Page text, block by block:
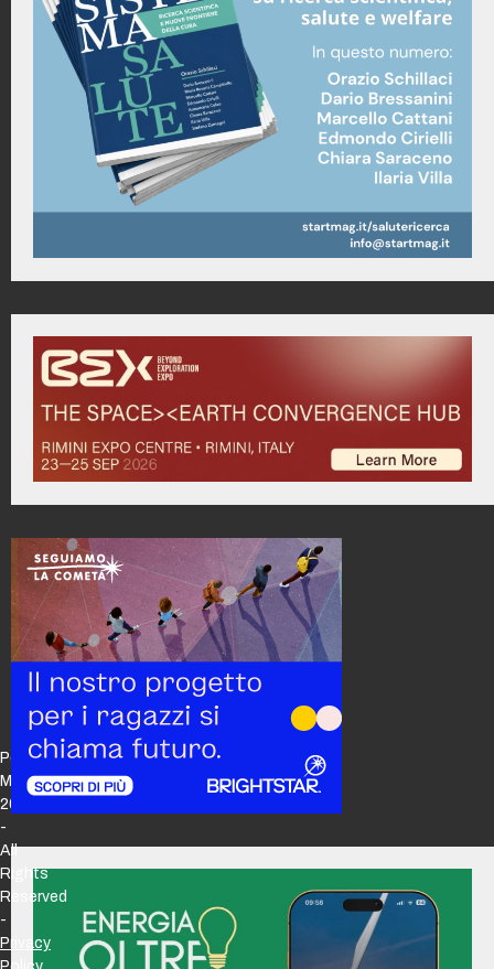
Policy
Maker
2026
-
All
Rights
Reserved
-
Privacy